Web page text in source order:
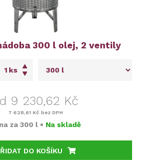
300 l olej, 2 ventily
ks
9 230,62 Kč
7 628,61 Kč bez DPH
za 300 l • Na skladě
DO KOŠÍKU